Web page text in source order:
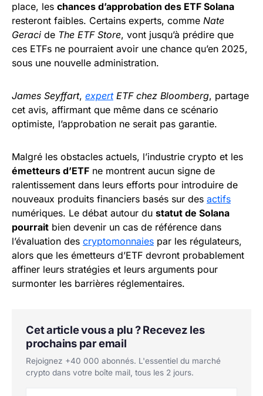
place, les chances d’approbation des ETF Solana
resteront faibles. Certains experts, comme Nate
Geraci de The ETF Store, vont jusqu’à prédire que
ces ETFs ne pourraient avoir une chance qu’en 2025,
sous une nouvelle administration.
James Seyffart, expertETF chez Bloomberg, partage
cet avis, affirmant que même dans ce scénario
optimiste, l’approbation ne serait pas garantie.
Malgré les obstacles actuels, l’industrie crypto et les
émetteurs d’ETF ne montrent aucun signe de
ralentissement dans leurs efforts pour introduire de
nouveaux produits financiers basés sur des actifs
numériques. Le débat autour du statut de Solana
pourrait bien devenir un cas de référence dans
l’évaluation des cryptomonnaies par les régulateurs,
alors que les émetteurs d’ETF devront probablement
affiner leurs stratégies et leurs arguments pour
surmonter les barrières réglementaires.
Cet article vous a plu ? Recevez les
prochains par email
Rejoignez +40 000 abonnés. L'essentiel du marché
crypto dans votre boîte mail, tous les 2 jours.